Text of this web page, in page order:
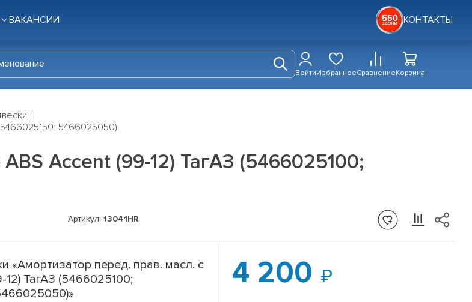
ВАКАНСИИ КОНТАКТЫ
ВойтиИзбранноеСравнениеКорзина
5466025150; 5466025050)
Accent (99-12) ТагАЗ (5466025100;
Артикул: 13041HR
«Амортизатор перед. прав. масл. c
12) ТагАЗ (5466025100;
4 200